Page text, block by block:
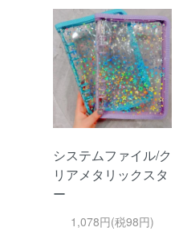
システムファイル/ク
リアメタリックスタ
ー
1,078円(税98円)